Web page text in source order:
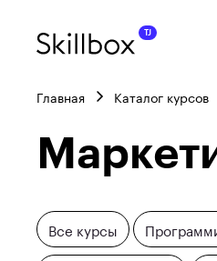
Главная Каталог курсов
Все курсы